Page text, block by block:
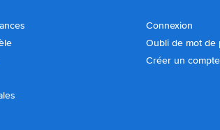
Connexion
Oubli de mot de
Créer un compte